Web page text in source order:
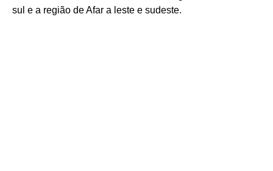
sul e a região de Afar a leste e sudeste.